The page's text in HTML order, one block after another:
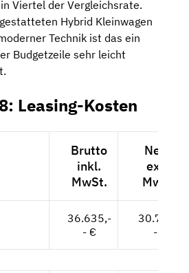
Viertel der Vergleichsrate.
Hybrid Kleinwagen
Technik ist das ein
Budgetzeile sehr leicht
Leasing-Kosten
Brutto
inkl.
MwSt.
Netto
exkl.
MwSt.
36.635,-
- €
30.786,-
- €